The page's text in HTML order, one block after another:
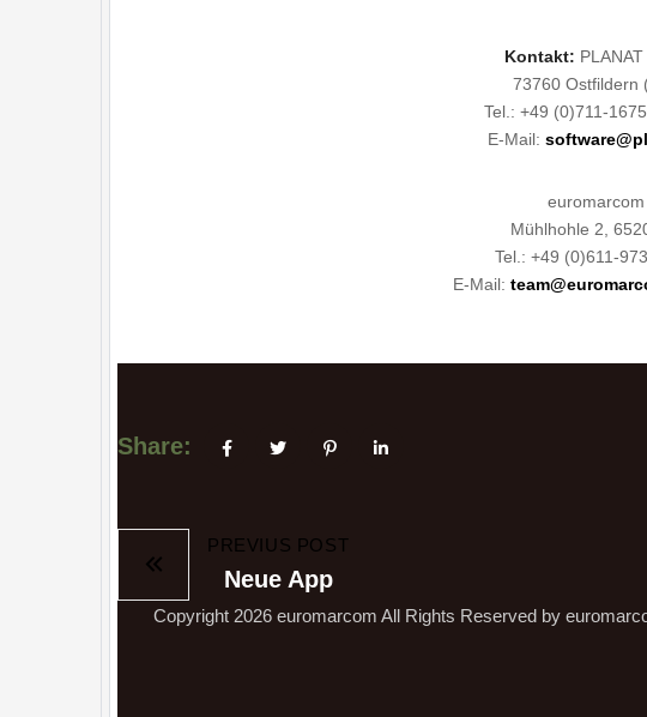
Kontakt:
73760 Ostfildern
Tel.: +49 (0)711-
E-Mail:
euromarcom
Mühlhohle 2,
Tel.: +49 (0)611-
E-Mail:
Share:
PREVIUS POST
Neue App
Copyright 2026 euromarcom All Rights Reserved by